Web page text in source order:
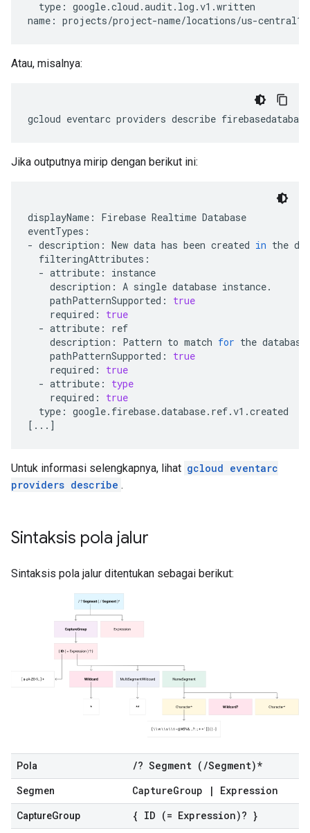
type: google.cloud.audit.log.v1.written
name: projects/project-name/locations/us-central1/
Atau, misalnya:
gcloud eventarc providers describe
Jika outputnya mirip dengan berikut ini:
displayName: Firebase Realtime Database
eventTypes:
- description: New data has been created in the
- attribute:
description: A single database
pathPatternSupported:
true
required:
true
- attribute:
description:
Pattern to match for the database
pathPatternSupported:
true
required:
true
- attribute:
type
required:
true
type:
[ ... ]
Untuk informasi selengkapnya, lihat gcloud eventarc
providers describe .
Sintaksis pola jalur
Sintaksis pola jalur ditentukan sebagai berikut:
Pola /? Segment ( /Segment)*
Segmen CaptureGroup | Expression
CaptureGroup { ID (= Expression)? }